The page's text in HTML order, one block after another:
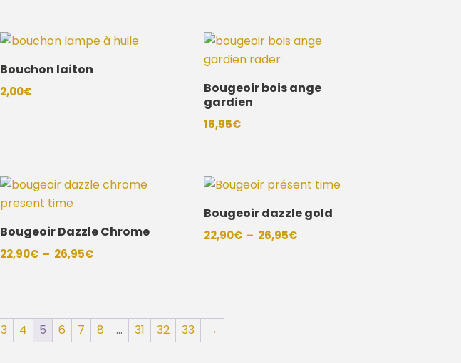
Bouchon laiton
2,00€
Bougeoir bois ange
gardien
16,95€
Bougeoir Dazzle Chrome
22,90€ – 26,95€Plage
à
26,95€
Bougeoir dazzle gold
22,90€ – 26,95€Plage
3 4 5 6 7 8 … 31 32 33 →